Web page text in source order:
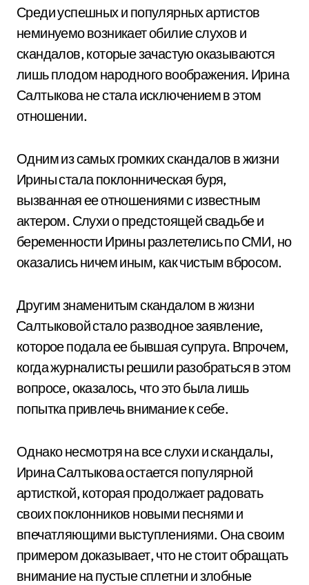
Среди успешных и популярных артистов
неминуемо возникает обилие слухов и
скандалов, которые зачастую оказываются
лишь плодом народного воображения. Ирина
Салтыкова не стала исключением в этом
отношении.
Одним из самых громких скандалов в жизни
Ирины стала поклонническая буря,
вызванная ее отношениями с известным
актером. Слухи о предстоящей свадьбе и
беременности Ирины разлетелись по СМИ, но
оказались ничем иным, как чистым вбросом.
Другим знаменитым скандалом в жизни
Салтыковой стало разводное заявление,
которое подала ее бывшая супруга. Впрочем,
когда журналисты решили разобраться в этом
вопросе, оказалось, что это была лишь
попытка привлечь внимание к себе.
Однако несмотря на все слухи и скандалы,
Ирина Салтыкова остается популярной
артисткой, которая продолжает радовать
своих поклонников новыми песнями и
впечатляющими выступлениями. Она своим
примером доказывает, что не стоит обращать
внимание на пустые сплетни и злобные